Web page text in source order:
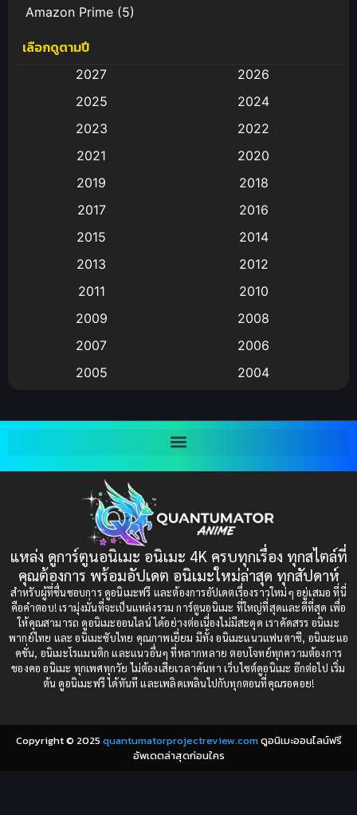
Amazon Prime (5)
Anal (ประตูหลัง)
Animation การ์ตูน
Animation อนิเมะ
Animation แอนิเมชัน
(9)
Big tits (นมใหญ่)
Bitch (ผู้หญิงร่าน)
Bondage (ทาส)(1)
(1)
Censored (เซ็นเซอร์)(19)
Comedy (ตลก)(85)
Comedy (ตลก)(235)
Comic Book การ์ตูน(1)
Coming-of-Age ก้าวผ่านวัย(6)
เลือกดูตามปี
2027
2026
2025
2024
2023
2022
2021
2020
2019
2018
2017
2016
2015
2014
2013
2012
2011
2010
2009
2008
2007
2006
2005
2004
2001
2000
1997
1993
1991
1989
1988
1987
1985
1984
1983
1982
1981
1980
1979
แหล่ง ดูการ์ตูนอนิเมะ อนิเมะ 4K ครบทุกเรื่อง ทุกสไตล์ที่
คุณต้องการ พร้อมอัปเดต อนิเมะใหม่ล่าสุด ทุกสัปดาห์
สำหรับผู้ที่ชื่นชอบการ ดูอนิเมะฟรี และต้องการอัปเดตเรื่องราวใหม่ๆ อยู่เสมอ ที่นี่
คือคำตอบ! เรามุ่งมั่นที่จะเป็นแหล่งรวม การ์ตูนอนิเมะ ที่ใหญ่ที่สุดและดีที่สุด เพื่อ
ให้คุณสามารถ ดูอนิเมะออนไลน์ ได้อย่างต่อเนื่องไม่มีสะดุด เราคัดสรร อนิเมะ
พากย์ไทย และ อนิเมะซับไทย คุณภาพเยี่ยม มีทั้ง อนิเมะแนวแฟนตาซี, อนิเมะแอ
คชั่น, อนิเมะโรแมนติก และแนวอื่นๆ ที่หลากหลาย ตอบโจทย์ทุกความต้องการ
ของคอ อนิเมะ ทุกเพศทุกวัย ไม่ต้องเสียเวลาค้นหา เว็บไซต์ดูอนิเมะ อีกต่อไป เริ่ม
ต้น ดูอนิเมะฟรี ได้ทันที และเพลิดเพลินไปกับทุกตอนที่คุณรอคอย!
Copyright © 2025 quantumatorprojectreview.comดูอนิเมะออนไลน์ฟรี
อัพเดตล่าสุดก่อนใคร